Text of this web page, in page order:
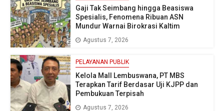
Gaji Tak Seimbang hingga Beasiswa
Spesialis, Fenomena Ribuan ASN
Mundur Warnai Birokrasi Kaltim
Agustus 7, 2026
PELAYANAN PUBLIK
Kelola Mall Lembuswana, PT MBS
Terapkan Tarif Berdasar Uji KJPP dan
Pembukuan Terpisah
Agustus 7, 2026